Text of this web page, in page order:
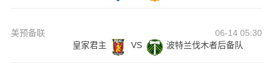
美预备联
06-14 05:30
皇家君主
VS 波特兰伐木者后备队